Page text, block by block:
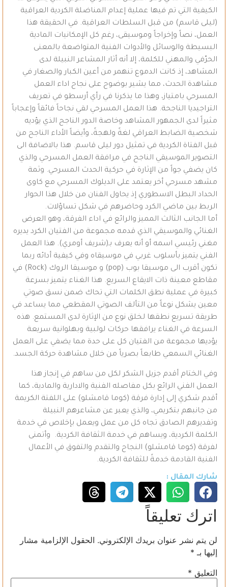
الكيفية التي تم فيها عملية إعدام المناضلة الكردية العراقية
(ليلى قاسم) من قبل السلطات العراقية. في الحقيقة هذا
العمل، نصاً وإخراجاً وموسيقى، رغم كل الإمكانيات المادية
البسيطة والوسائل والأدوات الفنية المتواضعة بالمعنى
الحرّفي والمهني للكلمة، إلا أنه أثار المشاعر النبيلة لدى
المشاهد، إذ كانت الدموع تنهمر من أعين الكبار والصغار في
مشاهدة الحدث، مما يشير بوضوح على نجاح اداء العمل
المسرحي بامتياز، وهذا ما يذكرنا في رأي أرسطو في تعريف
التراجيديا الناجحة. هذا العمل المسرحي لقي نجاحاً فائقاً وإعجاباً
مثيراً لدى الجمهور المشاهد وخاصة الدور الناجح الذي يؤديه
شخصية الضابط العراقي لغةً ولهجةً، وأيضاً الأداء الناجح من
قبل الفتاة الكردية في تمثيل دور ليلى قاسم. هذا بالاضافة الى
التصوير الموسيقي الناجح في مرافقة العمل المسرحي والذي
كان يضفي جواً من الإثارة في حركية الحدث المسرحي. وثمة
مشهد مسرحي أخر يعتمد على الديلوك المسرحي مع كاوى
الحداد البطل الاسطوري إذ يحاول الفنان من خلال هذا الحوار
الربط بين ماضي الكرد وحاضرهم في شكل تساؤلات.
أما الجانب الثالث المميز والرائع في اداء الفرقة، وهو العرض
الغنائي والموسيقي الذي قدمه مجموعة من الفتيان الكرد يديره
مغني رئيسي اسمه أو أنه يعرف بـ(شريف أومري). هذا العمل
الفني يتميز بأسلوب غربي في موسيقاه وفي كيفية أدائه ربما
تكون أقرب الى موسيقا بوب (pop) و موسيقا الروك (Rock) في
مقاطع معينة ذات الايقاع السريع. هذا الغناء يتميز بسرعة
كبيرة في عملية نطق الكلمات التي تحاك ضمن نسق صوتي
معين يشكل نوعاً من التألف الصوتي المقطعي مما يساعد في
طريقة تسريع نطقها لخلق نوع من الإثارة لدى المستمع. هذه
السرعة في الغناء يرافقها حركات لولبية وبهلوانية سريعة
يؤديها مجموعة من الفتيان كل على حدة مما يضفي على العمل
الغنائي السمعي طابعاً بصرياً من خلال مشاهدة حركة الجسد.
وفي الختام أقدم جزيل الشكر لكل من ساهم في إنجاز هذا
العمل الفني الرائع بكل مفاصله الفنية والادارية والمادية، كما
أقدم شكري إلى إدارة فرقة (كوما قامشلو) على اللفتة الكريمة
من جانبهم بتكريمي، والذي يعبر عن مشاعرهم النبيلة
وتفديرهم الصادق تجاه كل من عمل ويعمل بإخلاص في خدمة
الكلمة الكردية، ويساهم في خدمة الثقافة الكردية. وأتمنى
لفرقة (كوما قامشلو) النجاح والتقدم والتفوق في الأعمال
الفنية القادمة خدمةً للثقافة الكردية.
شارك المقال :
اترك تعليقاً
لن يتم نشر عنوان بريدك الإلكتروني. الحقول الإلزامية مشار
إليها بـ *
التعليق *